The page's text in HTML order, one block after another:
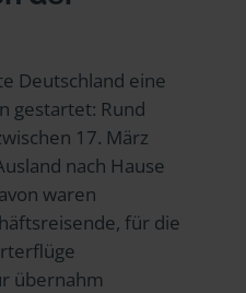
Deutschland eine
gestartet: Rund
17. März
nach Hause
waren
für die
übernahm